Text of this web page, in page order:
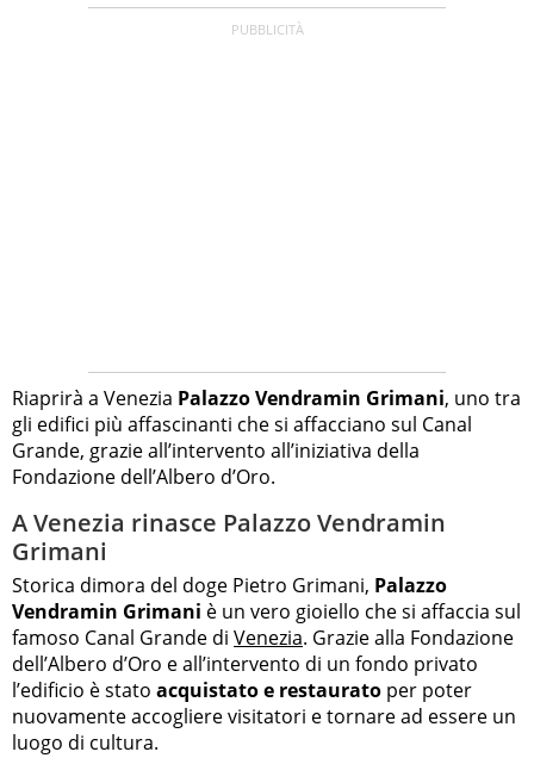
Riaprirà a Venezia Palazzo Vendramin Grimani, uno tra
gli edifici più affascinanti che si affacciano sul Canal
Grande, grazie all’intervento all’iniziativa della
Fondazione dell’Albero d’Oro.
A Venezia rinasce Palazzo Vendramin
Grimani
Storica dimora del doge Pietro Grimani, Palazzo
Vendramin Grimani è un vero gioiello che si affaccia sul
famoso Canal Grande di Venezia. Grazie alla Fondazione
dell’Albero d’Oro e all’intervento di un fondo privato
l’edificio è stato acquistato e restaurato per poter
nuovamente accogliere visitatori e tornare ad essere un
luogo di cultura.